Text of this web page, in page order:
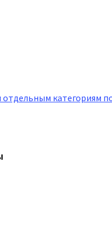
категориям